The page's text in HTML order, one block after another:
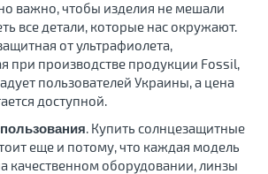
важно, чтобы изделия не мешали
все детали, которые нас окружают.
от ультрафиолета,
при производстве продукции Fossil,
пользователей Украины, а цена
доступной.
. Купить солнцезащитные
еще и потому, что каждая модель
качественном оборудовании, линзы